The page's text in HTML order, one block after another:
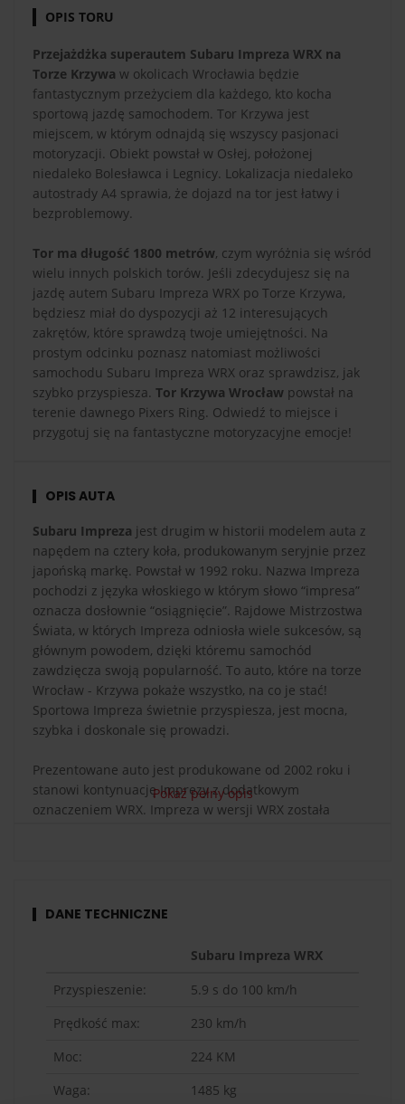
OPIS TORU
Przejażdżka superautem Subaru Impreza WRX na
Torze Krzywa w okolicach Wrocławia będzie
fantastycznym przeżyciem dla każdego, kto kocha
sportową jazdę samochodem. Tor Krzywa jest
miejscem, w którym odnajdą się wszyscy pasjonaci
motoryzacji. Obiekt powstał w Osłej, położonej
niedaleko Bolesławca i Legnicy. Lokalizacja niedaleko
autostrady A4 sprawia, że dojazd na tor jest łatwy i
bezproblemowy.
Tor ma długość 1800 metrów, czym wyróżnia się wśród
wielu innych polskich torów. Jeśli zdecydujesz się na
jazdę autem Subaru Impreza WRX po Torze Krzywa,
będziesz miał do dyspozycji aż 12 interesujących
zakrętów, które sprawdzą twoje umiejętności. Na
prostym odcinku poznasz natomiast możliwości
samochodu Subaru Impreza WRX oraz sprawdzisz, jak
szybko przyspiesza. Tor Krzywa Wrocław powstał na
terenie dawnego Pixers Ring. Odwiedź to miejsce i
przygotuj się na fantastyczne motoryzacyjne emocje!
OPIS AUTA
Subaru Impreza jest drugim w historii modelem auta z
napędem na cztery koła, produkowanym seryjnie przez
japońską markę. Powstał w 1992 roku. Nazwa Impreza
pochodzi z języka włoskiego w którym słowo “impresa”
oznacza dosłownie “osiągnięcie”. Rajdowe Mistrzostwa
Świata, w których Impreza odniosła wiele sukcesów, są
głównym powodem, dzięki któremu samochód
zawdzięcza swoją popularność. To auto, które na torze
Wrocław - Krzywa pokaże wszystko, na co je stać!
Sportowa Impreza świetnie przyspiesza, jest mocna,
szybka i doskonale się prowadzi.
Prezentowane auto jest produkowane od 2002 roku i
stanowi kontynuację Imprezy z dodatkowym
oznaczeniem WRX. Impreza w wersji WRX została
który został przez nas zastąpiony
. W zachowaniu pełnej kontroli nad autem pomoże
nam 5-biegowa manualna skrzynia, która przenosi
moment obrotowy na wszystkie 4 koła. Pozwala to
frajdę podczasjazdy po torze Wrocław - Krzywa
Subaru Imprezą
. Przejazd Subaru Imprezą to doskonały
Przejedź się rajdową legendą!
Pokaż pełny opis
DANE TECHNICZNE
Subaru Impreza WRX
Przyspieszenie:
5.9 s do 100 km/h
Prędkość max:
230 km/h
Moc:
224 KM
Waga:
1485 kg